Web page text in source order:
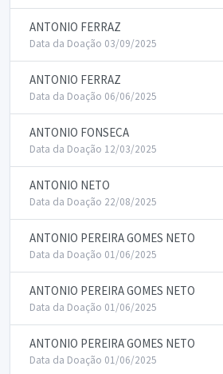
ANTONIO FERRAZ
Data da Doação 03/09/2025
ANTONIO FERRAZ
Data da Doação 06/06/2025
ANTONIO FONSECA
Data da Doação 12/03/2025
ANTONIO NETO
Data da Doação 22/08/2025
ANTONIO PEREIRA GOMES NETO
Data da Doação 01/06/2025
ANTONIO PEREIRA GOMES NETO
Data da Doação 01/06/2025
ANTONIO PEREIRA GOMES NETO
Data da Doação 01/06/2025